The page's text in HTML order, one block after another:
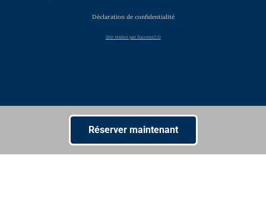
Déclaration de confidentialité
Site réalisé par Success3.fr
Réserver maintenant